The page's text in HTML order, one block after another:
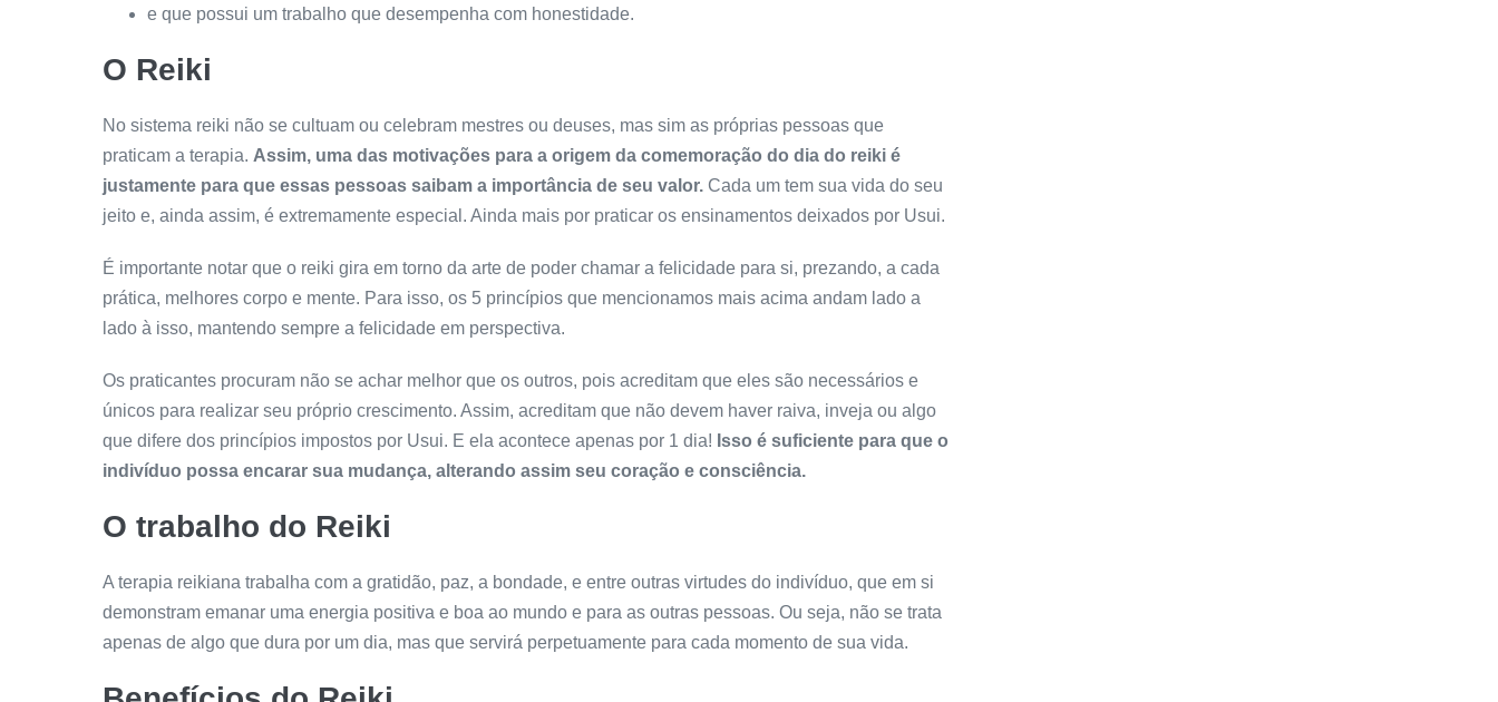
e que possui um trabalho que desempenha com honestidade.
O Reiki
No sistema reiki não se cultuam ou celebram mestres ou deuses, mas sim as próprias pessoas que
praticam a terapia. Assim, uma das motivações para a origem da comemoração do dia do reiki é
justamente para que essas pessoas saibam a importância de seu valor. Cada um tem sua vida do seu
jeito e, ainda assim, é extremamente especial. Ainda mais por praticar os ensinamentos deixados por Usui.
É importante notar que o reiki gira em torno da arte de poder chamar a felicidade para si, prezando, a cada
prática, melhores corpo e mente. Para isso, os 5 princípios que mencionamos mais acima andam lado a
lado à isso, mantendo sempre a felicidade em perspectiva.
Os praticantes procuram não se achar melhor que os outros, pois acreditam que eles são necessários e
únicos para realizar seu próprio crescimento. Assim, acreditam que não devem haver raiva, inveja ou algo
que difere dos princípios impostos por Usui. E ela acontece apenas por 1 dia! Isso é suficiente para que o
indivíduo possa encarar sua mudança, alterando assim seu coração e consciência.
O trabalho do Reiki
A terapia reikiana trabalha com a gratidão, paz, a bondade, e entre outras virtudes do indivíduo, que em si
demonstram emanar uma energia positiva e boa ao mundo e para as outras pessoas. Ou seja, não se trata
apenas de algo que dura por um dia, mas que servirá perpetuamente para cada momento de sua vida.